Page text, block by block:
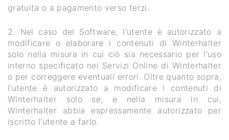
gratuita o a pagamento verso terzi.
2. Nel caso del Software, l'utente è autorizzato a
modificare o elaborare i contenuti di Winterhalter
solo nella misura in cui ciò sia necessario per l'uso
interno specificato nei Servizi Online di Winterhalter
o per correggere eventuali errori. Oltre quanto sopra,
l'utente è autorizzato a modificare i contenuti di
Winterhalter solo se, e nella misura in cui,
Winterhalter abbia espressamente autorizzato per
iscritto l'utente a farlo.